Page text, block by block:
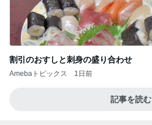
割引のおすしと刺身の盛り合わせ
Amebaトピックス 1日前
記事を読む